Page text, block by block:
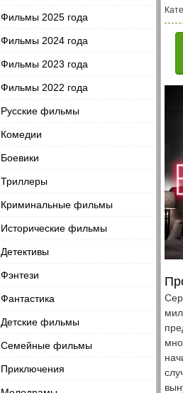
Фильмы 2025 года
Фильмы 2024 года
Фильмы 2023 года
Фильмы 2022 года
Русские фильмы
Комедии
Боевики
Триллеры
Криминальные фильмы
Исторические фильмы
Детективы
Фэнтези
Фантастика
Детские фильмы
Семейные фильмы
Приключения